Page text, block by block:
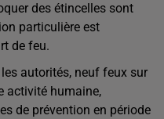
des étincelles sont
particulière est
de feu.
autorités, neuf feux sur
activité humaine,
de prévention en période